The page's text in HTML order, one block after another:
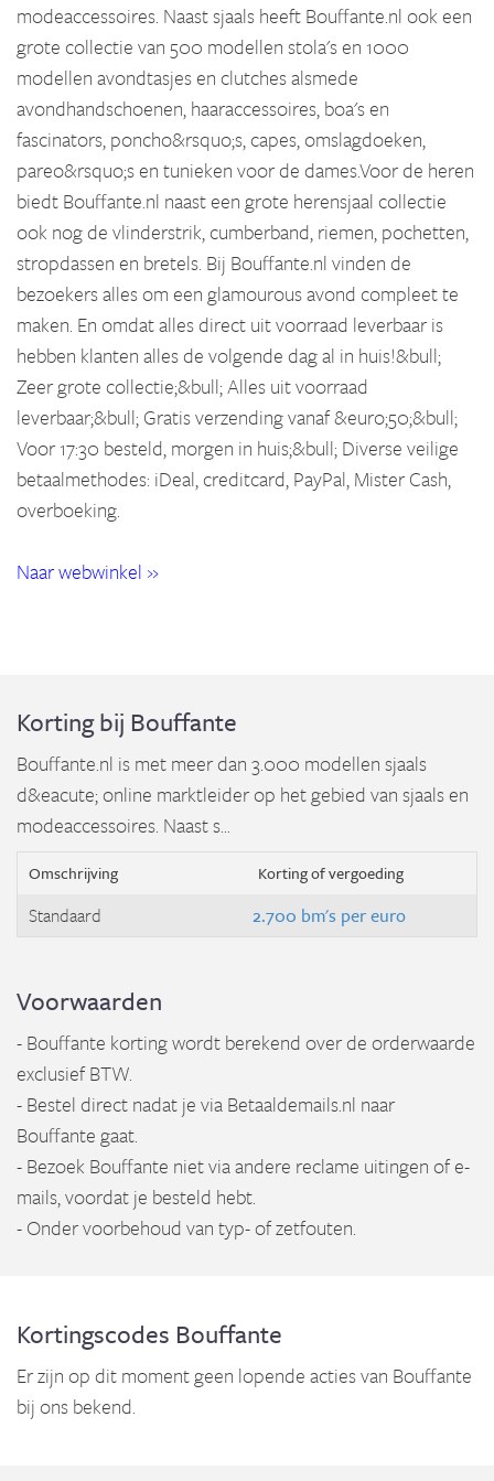
modeaccessoires. Naast sjaals heeft Bouffante.nl ook een
grote collectie van 500 modellen stola's en 1000
modellen avondtasjes en clutches alsmede
avondhandschoenen, haaraccessoires, boa's en
fascinators, poncho&rsquo;s, capes, omslagdoeken,
pareo&rsquo;s en tunieken voor de dames.Voor de heren
biedt Bouffante.nl naast een grote herensjaal collectie
ook nog de vlinderstrik, cumberband, riemen, pochetten,
stropdassen en bretels. Bij Bouffante.nl vinden de
bezoekers alles om een glamourous avond compleet te
maken. En omdat alles direct uit voorraad leverbaar is
hebben klanten alles de volgende dag al in huis!&bull;
Zeer grote collectie;&bull; Alles uit voorraad
leverbaar;&bull; Gratis verzending vanaf &euro;50;&bull;
Voor 17:30 besteld, morgen in huis;&bull; Diverse veilige
betaalmethodes: iDeal, creditcard, PayPal, Mister Cash,
overboeking.
Naar webwinkel »
Korting bij Bouffante
Bouffante.nl is met meer dan 3.000 modellen sjaals
d&eacute; online marktleider op het gebied van sjaals en
modeaccessoires. Naast s...
Omschrijving Korting of vergoeding
Standaard 2.700 bm's per euro
Voorwaarden
- Bouffante korting wordt berekend over de orderwaarde
exclusief BTW.
- Bestel direct nadat je via Betaaldemails.nl naar
Bouffante gaat.
- Bezoek Bouffante niet via andere reclame uitingen of e-
mails, voordat je besteld hebt.
- Onder voorbehoud van typ- of zetfouten.
Kortingscodes Bouffante
Er zijn op dit moment geen lopende acties van Bouffante
bij ons bekend.